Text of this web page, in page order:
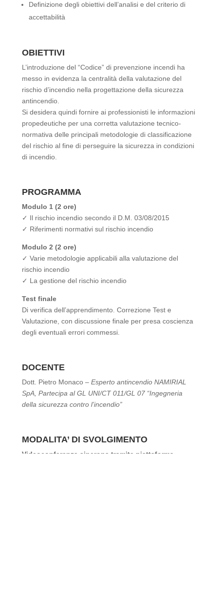
Definizione degli obiettivi dell’analisi e del criterio di
accettabilità
OBIETTIVI
L’introduzione del “Codice” di prevenzione incendi ha
messo in evidenza la centralità della valutazione del
rischio d’incendio nella progettazione della sicurezza
antincendio.
Si desidera quindi fornire ai professionisti le informazioni
propedeutiche per una corretta valutazione tecnico-
normativa delle principali metodologie di classificazione
del rischio al fine di perseguire la sicurezza in condizioni
di incendio.
PROGRAMMA
Modulo 1 (2 ore)
✓ Il rischio incendio secondo il D.M. 03/08/2015
✓ Riferimenti normativi sul rischio incendio
Modulo 2 (2 ore)
✓ Varie metodologie applicabili alla valutazione del
rischio incendio
✓ La gestione del rischio incendio
Test finale
Di verifica dell’apprendimento. Correzione Test e
Valutazione, con discussione finale per presa coscienza
degli eventuali errori commessi.
DOCENTE
Dott. Pietro Monaco –Esperto antincendio NAMIRIAL
SpA, Partecipa al GL UNI/CT 011/GL 07 “Ingegneria
della sicurezza contro l’incendio”
MODALITA’ DI SVOLGIMENTO
Videoconferenza sincrona tramite piattaforma